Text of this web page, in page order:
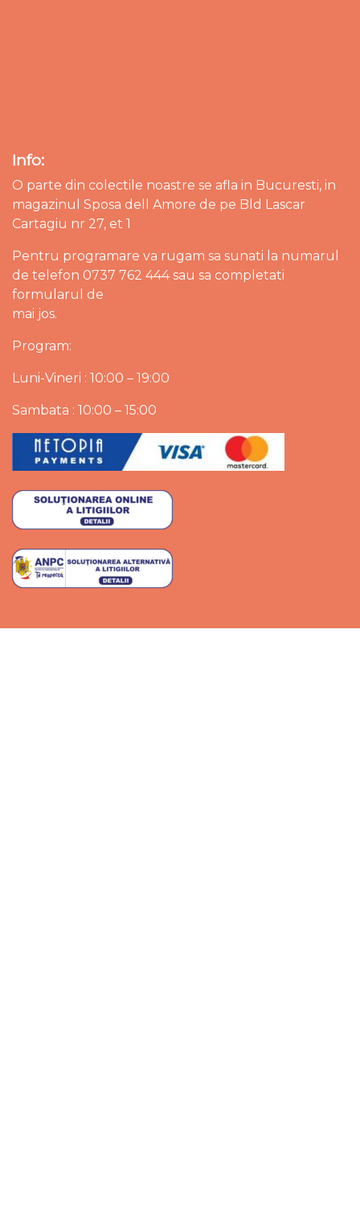
Info:
O parte din colectile noastre se afla in Bucuresti, in
magazinul Sposa dell Amore de pe Bld Lascar
Cartagiu nr 27, et 1
Pentru programare va rugam sa sunati la numarul
de telefon 0737 762 444 sau sa completati
formularul de
mai jos.
Program:
Luni-Vineri : 10:00 – 19:00
Sambata : 10:00 – 15:00